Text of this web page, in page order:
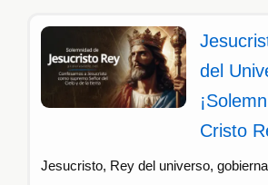
del
Cristo
Jesucristo, Rey del universo,